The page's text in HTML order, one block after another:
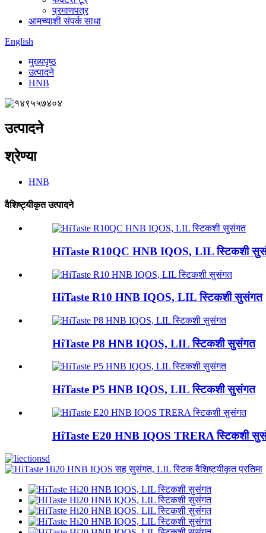
प्रमाणपत्र
आमच्याशी संपर्क साधा
English
मुख्यपृष्ठ
उत्पादने
HNB
उत्पादने
श्रेण्या
HNB
वैशिष्ट्यीकृत उत्पादने
HiTaste R10QC HNB IQOS, LIL स्टिकशी
HiTaste R10 HNB IQOS, LIL स्टिकशी सुसंगत
HiTaste P8 HNB IQOS, LIL स्टिकशी सुसंगत
HiTaste P5 HNB IQOS, LIL स्टिकशी सुसंगत
HiTaste E20 HNB IQOS TRERA स्टिकशी